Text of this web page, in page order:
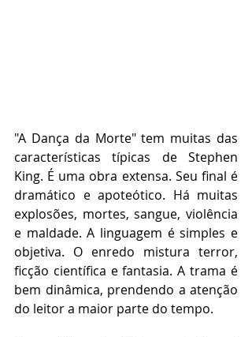
"A Dança da Morte" tem muitas das
características típicas de Stephen
King. É uma obra extensa. Seu final é
dramático e apoteótico. Há muitas
explosões, mortes, sangue, violência
e maldade. A linguagem é simples e
objetiva. O enredo mistura terror,
ficção científica e fantasia. A trama é
bem dinâmica, prendendo a atenção
do leitor a maior parte do tempo.